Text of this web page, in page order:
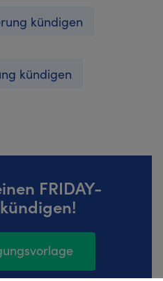
kündigen
kündigen
FRIDAY-